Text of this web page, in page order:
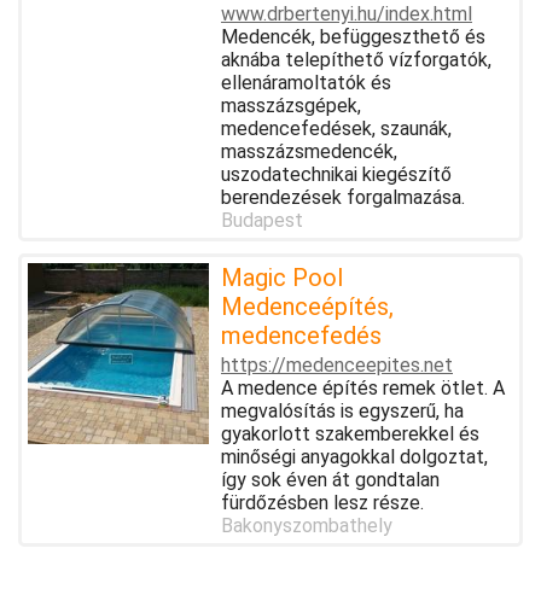
www.drbertenyi.hu/index.html
Medencék, befüggeszthető és
aknába telepíthető vízforgatók,
ellenáramoltatók és
masszázsgépek,
medencefedések, szaunák,
masszázsmedencék,
uszodatechnikai kiegészítő
berendezések forgalmazása.
Budapest
Magic Pool
Medenceépítés,
medencefedés
https://medenceepites.net
A medence építés remek ötlet. A
megvalósítás is egyszerű, ha
gyakorlott szakemberekkel és
minőségi anyagokkal dolgoztat,
így sok éven át gondtalan
fürdőzésben lesz része.
Bakonyszombathely